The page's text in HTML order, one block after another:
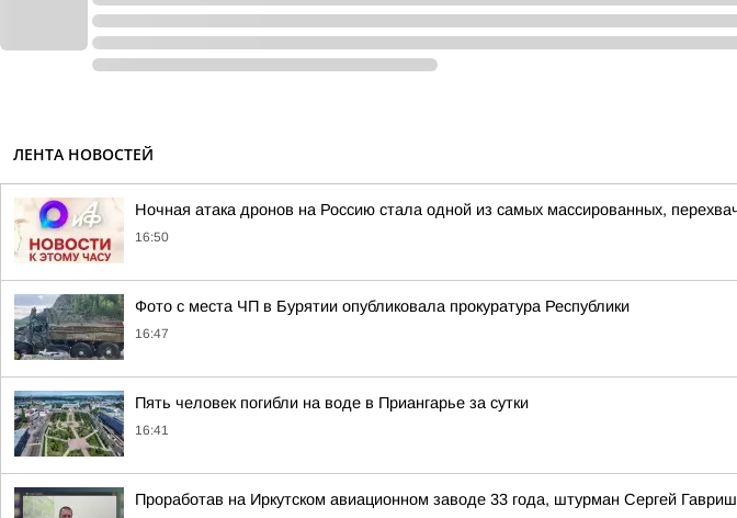
ЛЕНТА НОВОСТЕЙ
Ночная атака дронов на Россию стала одной из самых массированных,
16:50
Фото с места ЧП в Бурятии опубликовала прокуратура Республики
16:47
Пять человек погибли на воде в Приангарье за сутки
16:41
Проработав на Иркутском авиационном заводе 33 года, штурман Сергей